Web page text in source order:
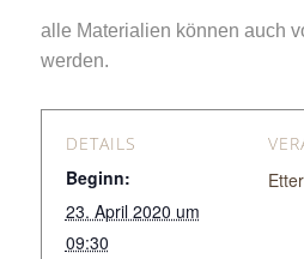
alle Materialien können auch
werden.
DETAILS
Beginn:
23. April 2020 um
09:30